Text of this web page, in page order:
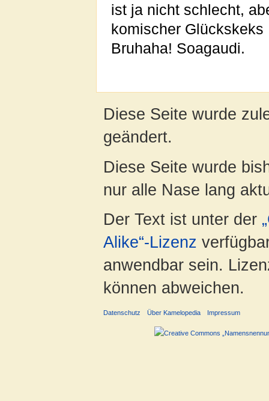
ist ja nicht schlecht,
komischer Glückskeks
Bruhaha! Soagaudi.
Diese Seite wurde
geändert.
Diese Seite wurde
nur alle Nase lang
Der Text ist unter der
Alike“-Lizenz
anwendbar sein.
können abweichen.
Datenschutz Über Kamelopedia Impressum